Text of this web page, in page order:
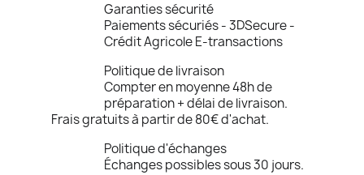
Garanties sécurité
Paiements sécuriés - 3DSecure -
Crédit Agricole E-transactions
Politique de livraison
Compter en moyenne 48h de
préparation + délai de livraison.
Frais gratuits à partir de 80€ d'achat.
Politique d'échanges
Échanges possibles sous 30 jours.